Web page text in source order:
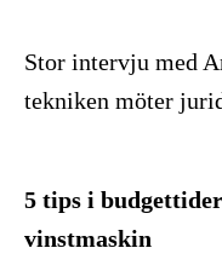
Stor intervju med
tekniken möter
5 tips i
vinstmaskin